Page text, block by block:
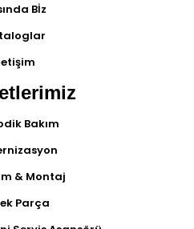
Bİz
Bakım
& Montaj
Parça